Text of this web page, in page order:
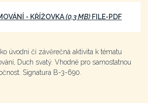
- KŘÍŽOVKA(0,3 MB) FILE-PDF
úvodní či závěrečná aktivita k tématu
Duch svatý. Vhodné pro samostatnou
Signatura B-3-690.